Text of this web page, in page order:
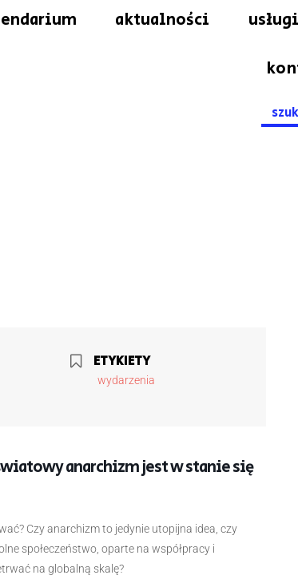
aktualności
for:
ETYKIETY
wydarzenia
anarchizm jest w stanie się
Czy anarchizm to jedynie utopijna idea, czy
społeczeństwo, oparte na współpracy i
na globalną skalę?